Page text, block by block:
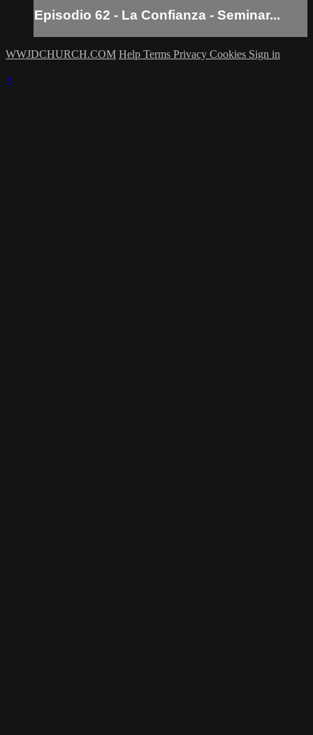
Episodio 62 - La Confianza - Seminar...
WWJDCHURCH.COM Help Terms Privacy Cookies Sign in
×